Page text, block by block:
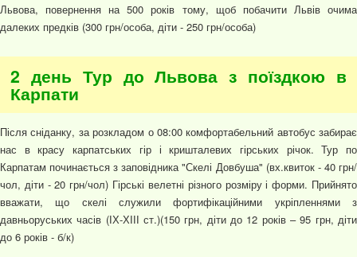
Львова, повернення на 500 років тому, щоб побачити Львів очима
далеких предків (300 грн/особа, діти - 250 грн/особа)
2 день Тур до Львова з поїздкою в
Карпати
Після сніданку, за розкладом о 08:00 комфортабельний автобус забирає
нас в красу карпатських гір і кришталевих гірських річок. Тур по
Карпатам починається з заповідника "Скелі Довбуша" (вх.квиток - 40 грн/
чол, діти - 20 грн/чол) Гірські велетні різного розміру і форми. Прийнято
вважати, що скелі служили фортифікаційними укріпленнями з
давньоруських часів (ІХ-ХІІІ ст.)(150 грн, діти до 12 років – 95 грн, діти
до 6 років - б/к)